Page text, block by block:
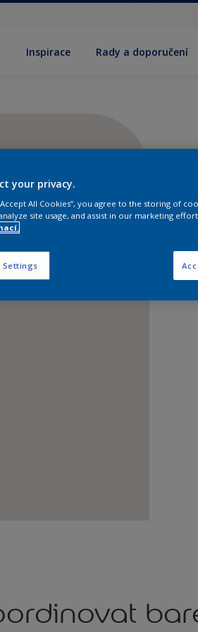
Inspirace Rady a doporučení
your privacy.
All Cookies”, you agree to the storing of
site usage, and assist in our marketing
Settings